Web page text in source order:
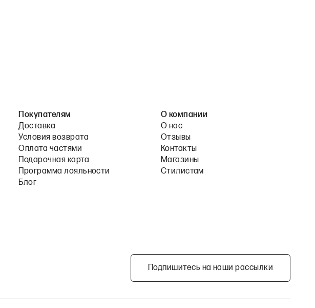
Покупателям
Доставка
Условия возврата
Оплата частями
Подарочная карта
Программа лояльности
Блог
О компании
О нас
Отзывы
Контакты
Магазины
Стилистам
Подпишитесь на наши рассылки